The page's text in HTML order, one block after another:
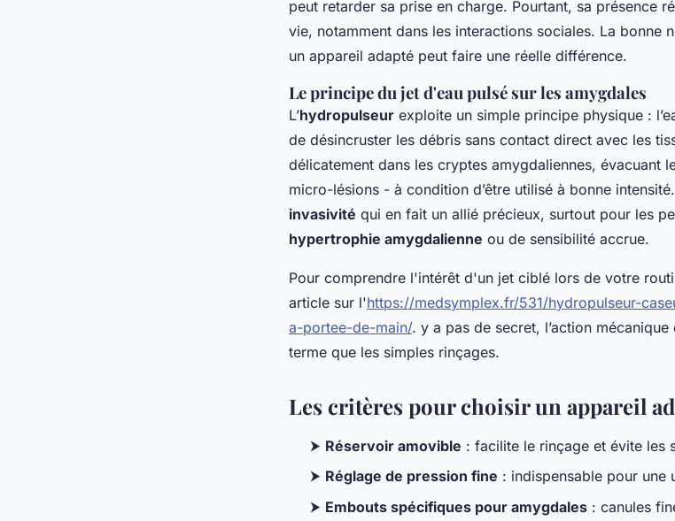
peut retarder sa prise en charge. Pourtant, sa présence
vie, notamment dans les interactions sociales. La bonne
un appareil adapté peut faire une réelle différence.
Le principe du jet d'eau pulsé sur les amygdales
L’hydropulseur exploite un simple principe physique :
de désincruster les débris sans contact direct avec les
délicatement dans les cryptes amygdaliennes, évacuant
micro-lésions - à condition d’être utilisé à bonne
invasivité qui en fait un allié précieux, surtout pour les
hypertrophie amygdalienne ou de sensibilité accrue.
Pour comprendre l'intérêt d'un jet ciblé lors de votre
article sur l'https://medsymplex.fr/531/hydropulseur-
a-portee-de-main/. y a pas de secret, l’action
terme que les simples rinçages.
Les critères pour choisir un appareil
⮞ Réservoir amovible : facilite le rinçage et évite les
⮞ Réglage de pression fine : indispensable pour une
⮞ Embouts spécifiques pour amygdales : canules